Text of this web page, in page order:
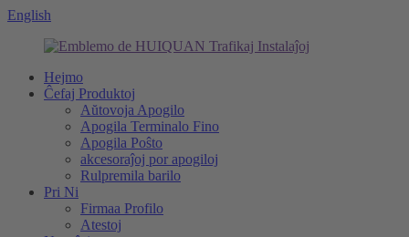
English
Hejmo
Ĉefaj Produktoj
Aŭtovoja Apogilo
Apogila Terminalo Fino
Apogila Poŝto
akcesoraĵoj por apogiloj
Rulpremila barilo
Pri Ni
Firmaa Profilo
Atestoj